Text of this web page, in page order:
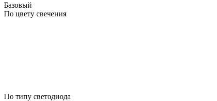
Базовый
По цвету свечения
По типу светодиода